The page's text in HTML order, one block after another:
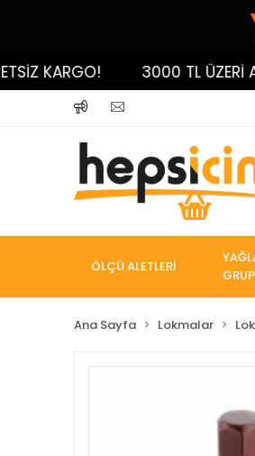
KARGO! 3000 TL ÜZERİ
ÖLÇÜ ALETLERİ
Ana Sayfa Lokmalar